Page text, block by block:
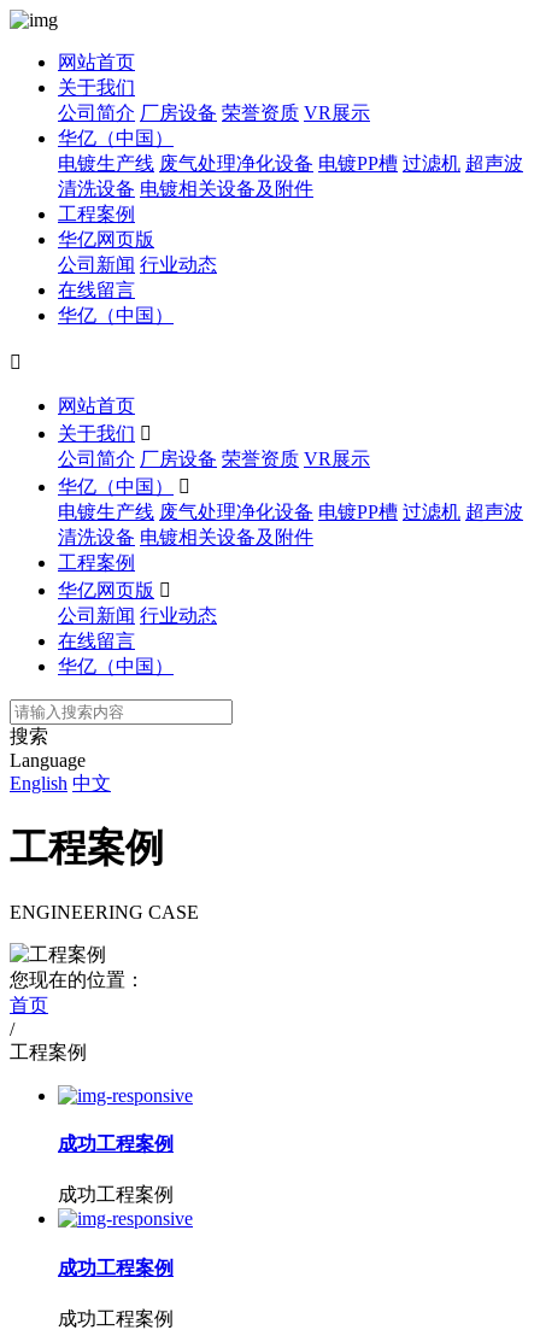
网站首页
关于我们
公司简介 厂房设备 荣誉资质 VR展示
华亿（中国）
电镀生产线 废气处理净化设备 电镀PP槽 过滤机 超声波
清洗设备 电镀相关设备及附件
工程案例
华亿网页版
公司新闻 行业动态
在线留言
华亿（中国）

网站首页
关于我们 
公司简介 厂房设备 荣誉资质 VR展示
华亿（中国）

电镀生产线 废气处理净化设备 电镀PP槽 过滤机 超声波
清洗设备 电镀相关设备及附件
工程案例
华亿网页版 
公司新闻 行业动态
在线留言
华亿（中国）
搜索
Language
English 中文
工程案例
ENGINEERING CASE
您现在的位置：
首页
/
工程案例
成功工程案例
成功工程案例
成功工程案例
成功工程案例